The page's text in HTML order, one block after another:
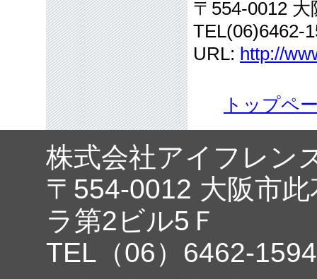
〒554-0012
TEL(06)6462-
URL: http://
トップペ
株式会社アイフレン
〒554-0012 大阪市
ラ第2ビル5Ｆ
TEL（06）6462-